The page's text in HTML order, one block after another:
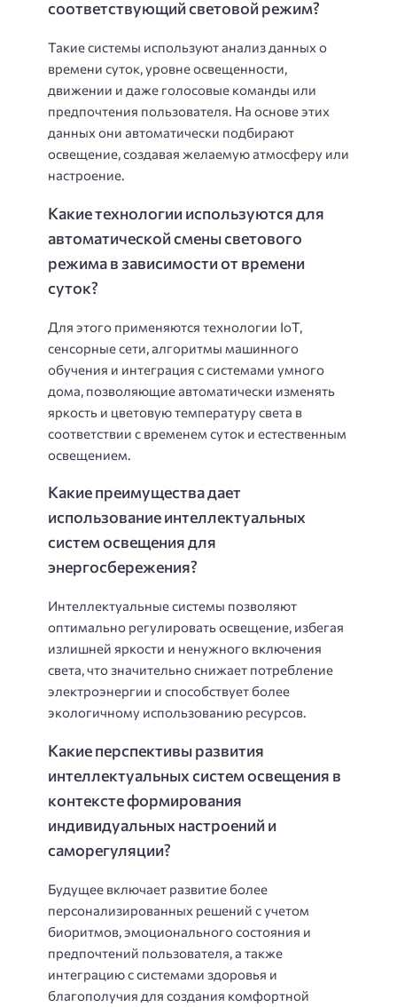
соответствующий световой режим?
Такие системы используют анализ данных о
времени суток, уровне освещенности,
движении и даже голосовые команды или
предпочтения пользователя. На основе этих
данных они автоматически подбирают
освещение, создавая желаемую атмосферу или
настроение.
Какие технологии используются для
автоматической смены светового
режима в зависимости от времени
суток?
Для этого применяются технологии IoT,
сенсорные сети, алгоритмы машинного
обучения и интеграция с системами умного
дома, позволяющие автоматически изменять
яркость и цветовую температуру света в
соответствии с временем суток и естественным
освещением.
Какие преимущества дает
использование интеллектуальных
систем освещения для
энергосбережения?
Интеллектуальные системы позволяют
оптимально регулировать освещение, избегая
излишней яркости и ненужного включения
света, что значительно снижает потребление
электроэнергии и способствует более
экологичному использованию ресурсов.
Какие перспективы развития
интеллектуальных систем освещения в
контексте формирования
индивидуальных настроений и
саморегуляции?
Будущее включает развитие более
персонализированных решений с учетом
биоритмов, эмоционального состояния и
предпочтений пользователя, а также
интеграцию с системами здоровья и
благополучия для создания комфортной